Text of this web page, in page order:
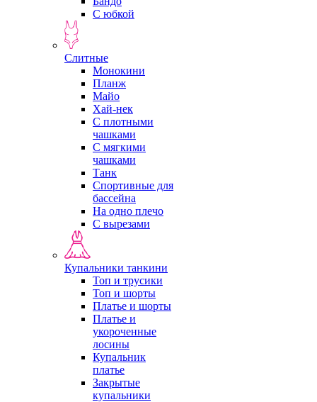
С юбкой
Слитные
Монокини
Планж
Майо
Хай-нек
С плотными
чашками
С мягкими
чашками
Танк
Спортивные для
бассейна
На одно плечо
С вырезами
Купальники танкини
Топ и трусики
Топ и шорты
Платье и шорты
Платье и
укороченные
лосины
Купальник
платье
Закрытые
купальники